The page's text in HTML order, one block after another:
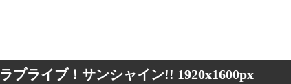
ラブライブ！サンシャイン!! 1920x1600px